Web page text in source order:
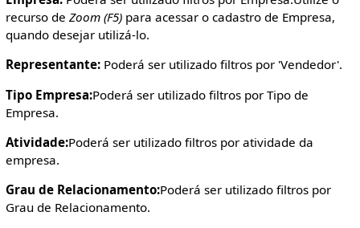
recurso de Zoom (F5)para acessar o cadastro de Empresa,
quando desejar utilizá-lo.
Representante:Poderá ser utilizado filtros por 'Vendedor'.
Tipo Empresa:Poderá ser utilizado filtros por Tipo de
Empresa.
Atividade:Poderá ser utilizado filtros por atividade da
empresa.
Grau de Relacionamento:Poderá ser utilizado filtros por
Grau de Relacionamento.